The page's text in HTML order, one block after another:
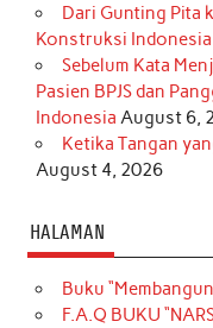
Dari Gunting Pita
Konstruksi Indonesia
Sebelum Kata
Pasien BPJS dan
Indonesia August 6,
Ketika Tangan
August 4, 2026
HALAMAN
Buku
F.A.Q BUKU